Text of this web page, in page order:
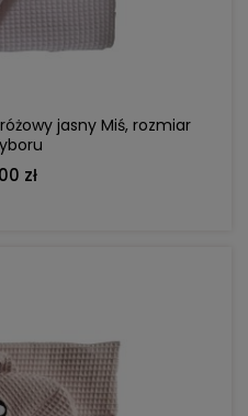
jasny Miś, rozmiar
zł